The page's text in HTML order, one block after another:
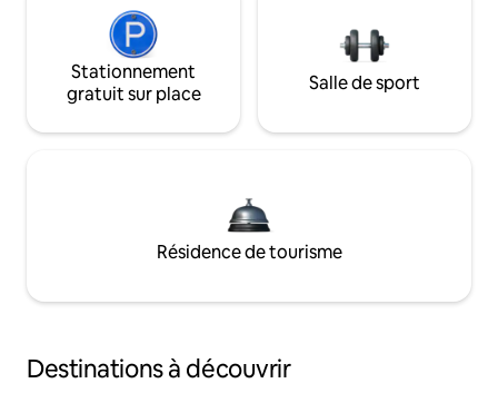
Stationnement
gratuit sur place
Salle de sport
Résidence de tourisme
Destinations à découvrir